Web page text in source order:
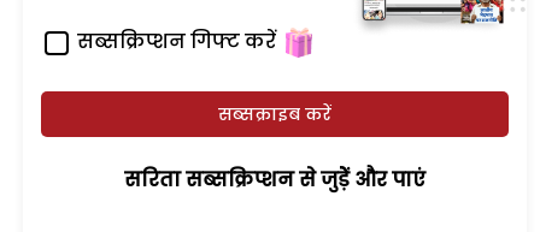
सब्सक्रिप्शन गिफ्ट करें
सब्सक्राइब करें
सरिता सब्सक्रिप्शन से जुड़ेें और पाएं